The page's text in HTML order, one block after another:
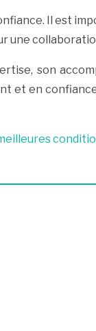
Il est
une
son
et en